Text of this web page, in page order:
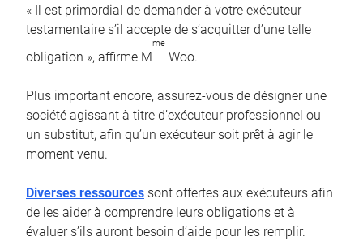
« Il est primordial de demander à votre exécuteur
testamentaire s’il accepte de s’acquitter d’une telle
obligation », affirme M
me
Woo.
Plus important encore, assurez-vous de désigner une
société agissant à titre d’exécuteur professionnel ou
un substitut, afin qu’un exécuteur soit prêt à agir le
moment venu.
Diverses ressources sont offertes aux exécuteurs afin
de les aider à comprendre leurs obligations et à
évaluer s’ils auront besoin d’aide pour les remplir.